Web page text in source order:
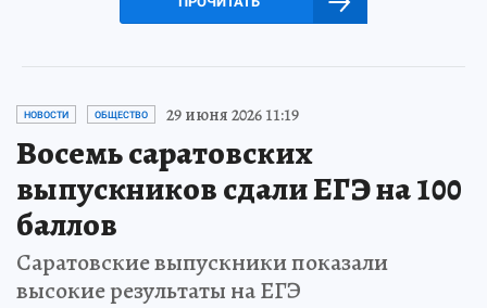
НОВОСТИ ОБЩЕСТВО 29 июня 2026 11:19
Восемь саратовских
выпускников сдали ЕГЭ на 100
баллов
Саратовские выпускники показали
высокие результаты на ЕГЭ